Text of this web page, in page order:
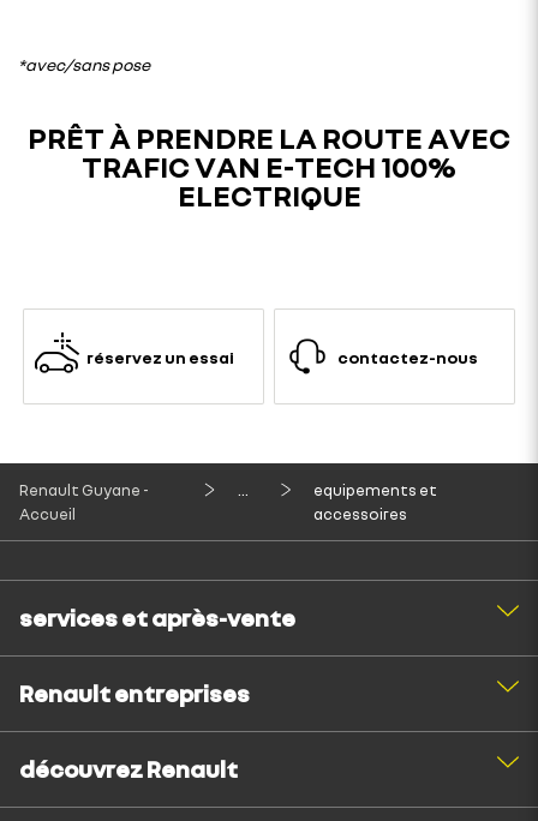
*avec/sans pose
PRÊT À PRENDRE LA ROUTE AVEC
TRAFIC VAN E-TECH 100%
ELECTRIQUE
réservez un essai contactez-nous